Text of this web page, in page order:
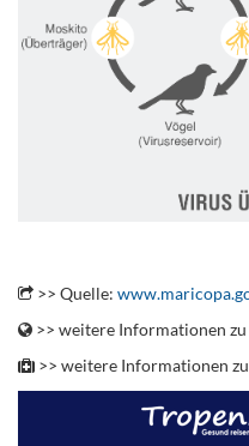
>> Quelle:
>> weitere Informationen zu
>> weitere Informationen zu